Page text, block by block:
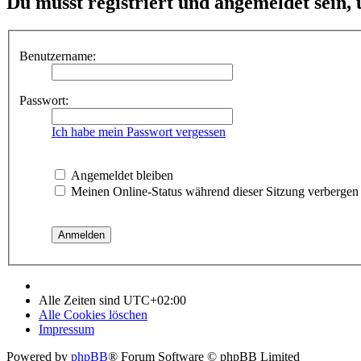
Benutzername:
Passwort:
Ich habe mein Passwort vergessen
Angemeldet bleiben
Meinen Online-Status während dieser Sitzung verbergen
Alle Zeiten sind UTC+02:00
Alle Cookies löschen
Impressum
Powered by phpBB® Forum Software © phpBB Limited